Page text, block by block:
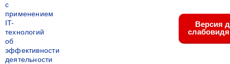
с
применением
IT-
технологий
об
эффективности
деятельности
Версия